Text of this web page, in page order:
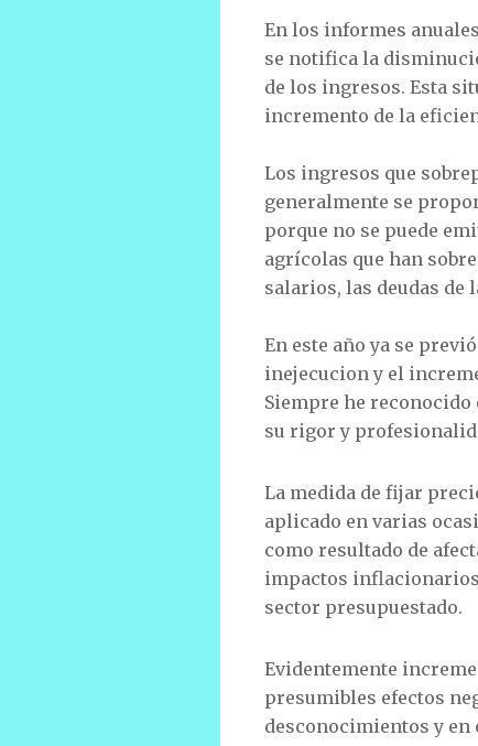
En los informes
se notifica la
de los ingresos. Esta
incremento de la
Los ingresos que
generalmente se
porque no se puede
agrícolas que han
salarios, las deudas de
En este año ya se
inejecucion y el
Siempre he
su rigor y
La medida de fijar
aplicado en varias
como resultado de
impactos
sector presupuestado.
Evidentemente
presumibles efectos
desconocimientos y